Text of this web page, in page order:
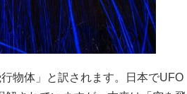
物体」と訳されます。日本でUFO